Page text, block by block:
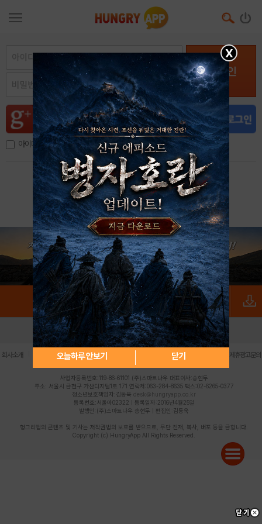
로그인
아이디, 이메일 저장
아이디 / 비밀번호 찾기 회원가입
X
오늘하루 안보기 닫기
로그인 PC버전 전체앱
회사소개 | 개인정보 처리방침 불법촬영물 신고센터 제휴광고문의
사업자등록번호:119-86-61101 (주)스마트나우 대표이사:송현두
주소: 서울시 금천구 가산디지털1로 171 연락처:063-284-8635 팩스:02-6265-0377
청소년보호책임자:김동욱 desk@hungryapp.co.kr
등록번호:서울아02322 | 등록일자:2016년4월25일
발행인:(주)스마트나우 송현두 | 편집인:김동욱
헝그리앱의 콘텐츠 및 기사는 저작권법의 보호를 받으므로, 무단 전재, 복사, 배포 등을 금합니다.
Copyright (c) HungryApp All Rights Reserved.